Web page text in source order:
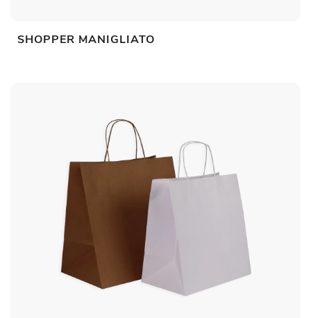
SHOPPER MANIGLIATO